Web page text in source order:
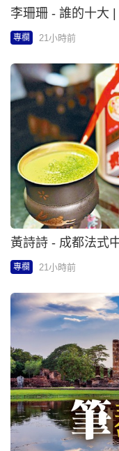
李珊珊 - 誰的十大
專欄 21小時前
黃詩詩 - 成都法式
專欄 21小時前